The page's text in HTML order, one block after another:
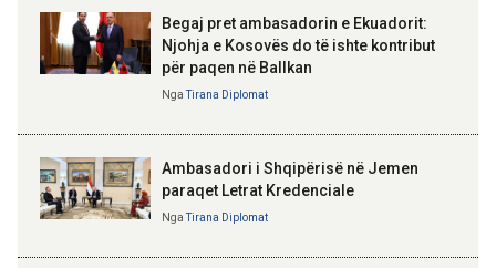
15:53 06-08-2026
Begaj në panairin në Ulqin: Libri
mban gjallë gjuhën, kulturën dhe
identitetin tonë shqiptar
Begaj pret ambasadorin e Ekuadorit:
Njohja e Kosovës do të ishte kontribut
për paqen në Ballkan
NgaTirana Diplomat
Ambasadori i Shqipërisë në Jemen
paraqet Letrat Kredenciale
NgaTirana Diplomat